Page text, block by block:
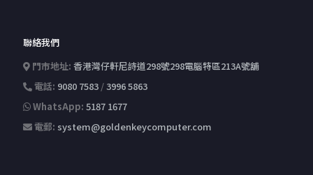
聯絡我們
門市地址: 香港灣仔軒尼詩道298號298電腦特區213A號舖
電話: 9080 7583 /3996 5863
WhatsApp: 5187 1677
電郵: system@goldenkeycomputer.com